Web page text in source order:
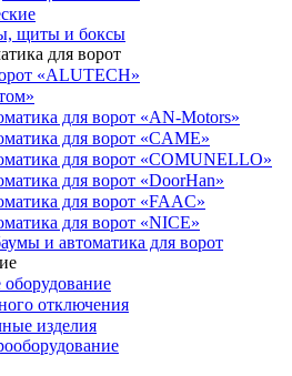
щиты и боксы
для ворот
«ALUTECH»
для ворот «AN-Motors»
для ворот «CAME»
для ворот «COMUNELLO»
для ворот «DoorHan»
для ворот «FAAC»
для ворот «NICE»
и автоматика для ворот
оборудование
отключения
изделия